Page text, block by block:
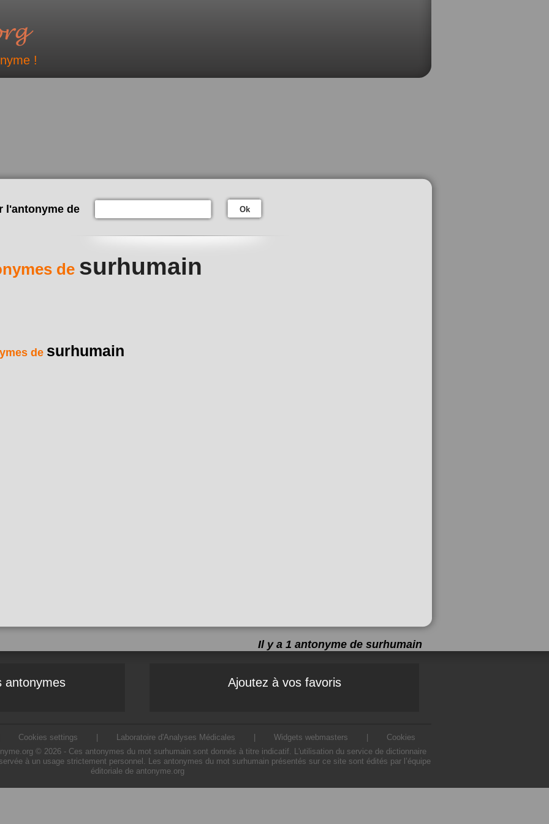
!
l'antonyme de Ok
de surhumain
de surhumain
Il y a 1 antonyme de surhumain
antonymes Ajoutez à vos favoris
Cookies settings Laboratoire d'Analyses Médicales Widgets webmasters
Cookies
© 2026 - Ces antonymes du mot surhumain sont donnés à titre indicatif. L'utilisation du service de dictionnaire
à un usage strictement personnel. Les antonymes du mot surhumain présentés sur ce site sont édités par l’équipe
éditoriale de antonyme.org